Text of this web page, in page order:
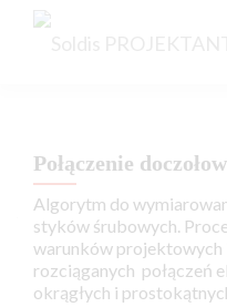
Połączenie
Algorytm do
styków śrubowych.
warunków projektowych
rozciąganych połączeń
okrągłych i